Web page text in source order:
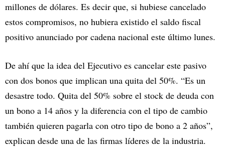
millones de dólares. Es decir que, si hubiese cancelado
estos compromisos, no hubiera existido el saldo fiscal
positivo anunciado por cadena nacional este último lunes.
De ahí que la idea del Ejecutivo es cancelar este pasivo
con dos bonos que implican una quita del 50%. “Es un
desastre todo. Quita del 50% sobre el stock de deuda con
un bono a 14 años y la diferencia con el tipo de cambio
también quieren pagarla con otro tipo de bono a 2 años”,
explican desde una de las firmas líderes de la industria.